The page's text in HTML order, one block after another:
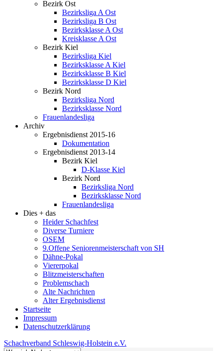
Bezirk Ost
Bezirksliga A Ost
Bezirksliga B Ost
Bezirksklasse A Ost
Kreisklasse A Ost
Bezirk Kiel
Bezirksliga Kiel
Bezirksklasse A Kiel
Bezirksklasse B Kiel
Bezirksklasse D Kiel
Bezirk Nord
Bezirksliga Nord
Bezirksklasse Nord
Frauenlandesliga
Archiv
Ergebnisdienst 2015-16
Dokumentation
Ergebnisdienst 2013-14
Bezirk Kiel
D-Klasse Kiel
Bezirk Nord
Bezirksliga Nord
Bezirksklasse Nord
Frauenlandesliga
Dies + das
Heider Schachfest
Diverse Turniere
OSEM
9.Offene Seniorenmeisterschaft von SH
Dähne-Pokal
Viererpokal
Blitzmeisterschaften
Problemschach
Alte Nachrichten
Alter Ergebnisdienst
Startseite
Impressum
Datenschutzerklärung
Schachverband Schleswig-Holstein e.V.